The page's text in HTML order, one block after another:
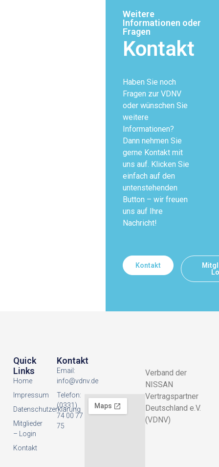
Weitere
Informationen oder
Fragen
Kontakt
Haben Sie noch
Fragen zur VDNV
oder wünschen Sie
weitere
Informationen?
Dann nehmen Sie
gerne Kontakt mit
uns auf. Klicken Sie
einfach auf den
untenstehenden
Button – wir freuen
uns auf Ihre
Nachricht!
Kontakt
Verband der
NISSAN
Vertragspartner
Deutschland e.V.
(VDNV)
Quick
Links
Home
Impressum
Datenschutzerklarung
Mitglieder
– Login
Kontakt
Kontakt
Email:
info@vdnv.de
Telefon:
(0331)
74 00 77
75